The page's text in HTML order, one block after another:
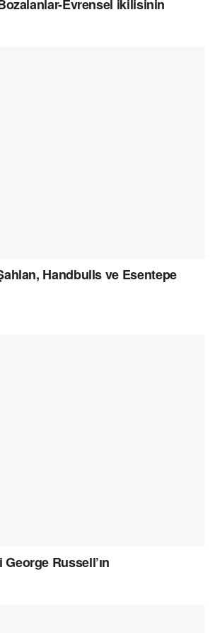
Evrensel ikilisinin
Handbulls ve Esentepe
Russell’ın